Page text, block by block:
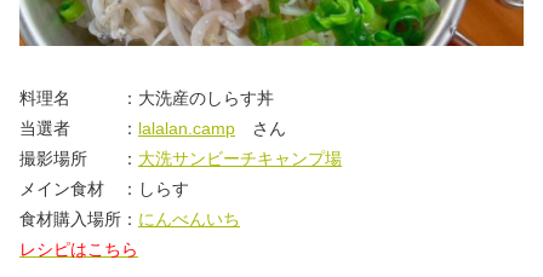
料理名 ：大洗産のしらす丼
当選者 ： lalalan.camp さん
撮影場所 ： 大洗サンビーチキャンプ場
メイン食材 ：しらす
食材購入場所： にんべんいち
レシピはこちら